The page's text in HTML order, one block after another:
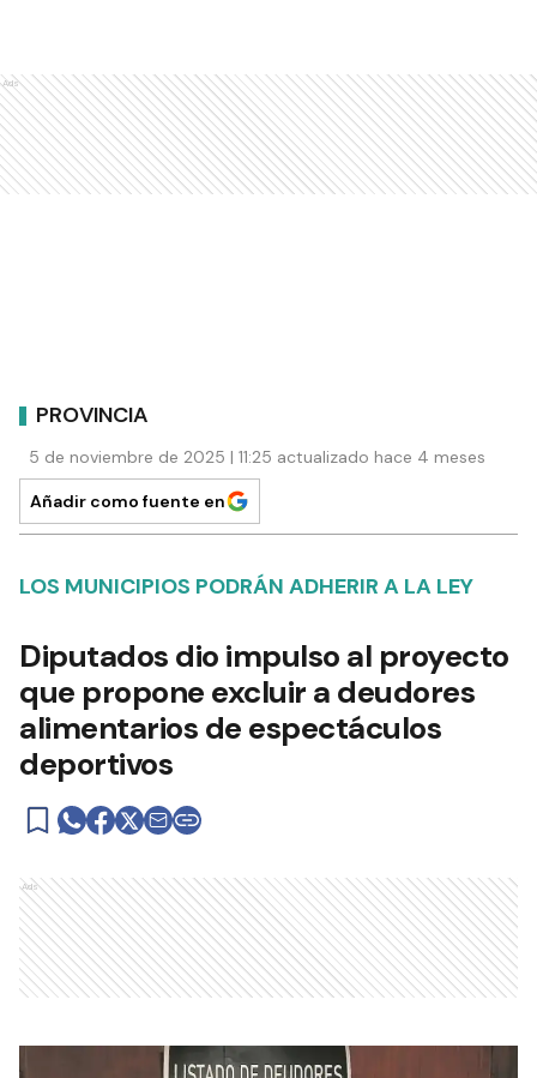
Ads
PROVINCIA
5 de noviembre de 2025 | 11:25 actualizado hace 4 meses
Añadir como fuente en
LOS MUNICIPIOS PODRÁN ADHERIR A LA LEY
Diputados dio impulso al proyecto
que propone excluir a deudores
alimentarios de espectáculos
deportivos
Ads